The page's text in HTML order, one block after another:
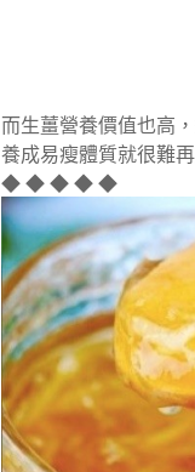
而生薑營養價值也高
養成易瘦體質就很難
◆ ◆ ◆ ◆ ◆